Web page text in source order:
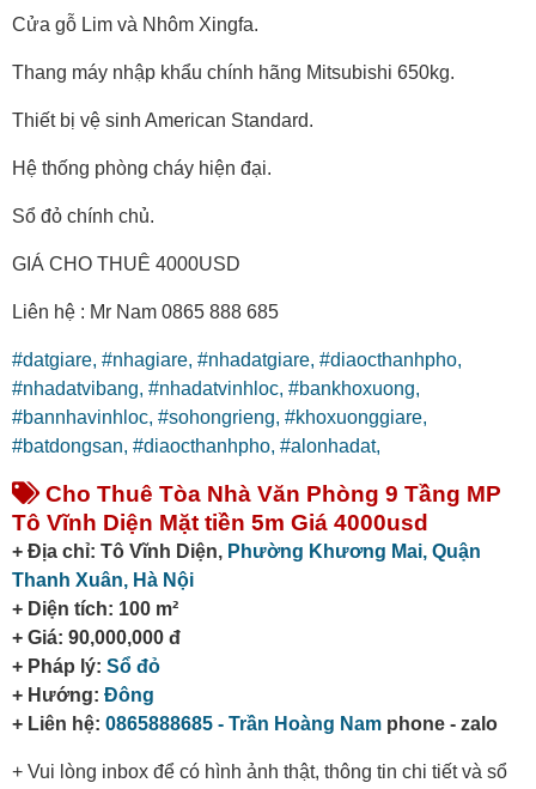
Cửa gỗ Lim và Nhôm Xingfa.
Thang máy nhập khẩu chính hãng Mitsubishi 650kg.
Thiết bị vệ sinh American Standard.
Hệ thống phòng cháy hiện đại.
Sổ đỏ chính chủ.
GIÁ CHO THUÊ 4000USD
Liên hệ : Mr Nam 0865 888 685
#datgiare, #nhagiare, #nhadatgiare, #diaocthanhpho,
#nhadatvibang, #nhadatvinhloc, #bankhoxuong,
#bannhavinhloc, #sohongrieng, #khoxuonggiare,
#batdongsan, #diaocthanhpho, #alonhadat,
Cho Thuê Tòa Nhà Văn Phòng 9 Tầng MP
Tô Vĩnh Diện Mặt tiền 5m Giá 4000usd
+ Địa chỉ: Tô Vĩnh Diện, Phường Khương Mai, Quận
Thanh Xuân, Hà Nội
+ Diện tích: 100 m²
+ Giá: 90,000,000 đ
+ Pháp lý: Sổ đỏ
+ Hướng: Đông
+ Liên hệ: 0865888685 - Trần Hoàng Nam phone - zalo
+ Vui lòng inbox để có hình ảnh thật, thông tin chi tiết và sổ